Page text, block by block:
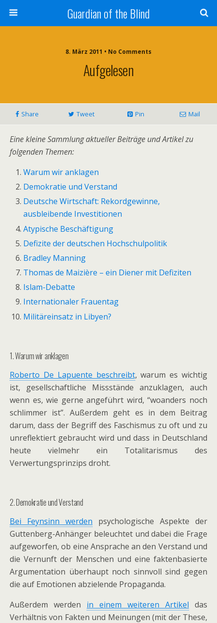
Guardian of the Blind
8. März 2011 • No Comments
Aufgelesen
Share Tweet Pin Mail
Eine kleine Sammlung aktueller Beiträge und Artikel zu
folgenden Themen:
Warum wir anklagen
Demokratie und Verstand
Deutsche Wirtschaft: Rekordgewinne,
ausbleibende Investitionen
Atypische Beschäftigung
Defizite der deutschen Hochschulpolitik
Bradley Manning
Thomas de Maizière – ein Diener mit Defiziten
Islam-Debatte
Internationaler Frauentag
Militäreinsatz in Libyen?
1. Warum wir anklagen
Roberto De Lapuente beschreibt, warum es wichtig
ist, gesellschaftliche Missstände anzuklagen, auch
wenn es, wie gerne angeführt wird, “woanders noch
schlimmer ist”. Außerdem geht es in dem Beitrag
darum, dass der Begriff des Faschismus zu oft und zu
unreflektiert gebraucht wird und dass in Deutschland
heute vielmehr ein Totalitarismus des
Verwertungsprinzips droht.
2. Demokratie und Verstand
Bei Feynsinn werden psychologische Aspekte der
Guttenberg-Anhänger beleuchtet und dabei die Frage
aufgeworfen, ob eine Ansprache an den Verstand und
die Vernunft der Menschen und eine faktenbasierte
Argumentation überhaupt noch sinnvoll sind gegen
die auf Emotionen abzielende Propaganda.
Außerdem werden in einem weiteren Artikel das
Verhältnis von Fakten und Meinungen (mit der These,